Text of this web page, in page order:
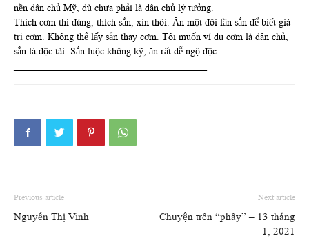
nền dân chủ Mỹ, dù chưa phải là dân chủ lý tưởng.
Thích cơm thì đúng, thích sắn, xin thôi. Ăn một đôi lần sắn để biết giá
trị cơm. Không thể lấy sắn thay cơm. Tôi muốn ví dụ cơm là dân chủ,
sắn là độc tài. Sắn luộc không kỹ, ăn rất dễ ngộ độc.
Previous article
Nguyễn Thị Vinh
Next article
Chuyện trên “phây” – 13 tháng
1, 2021